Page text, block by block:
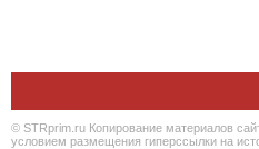
© STRprim.ru Копирование материалов
условием размещения гиперссылки на